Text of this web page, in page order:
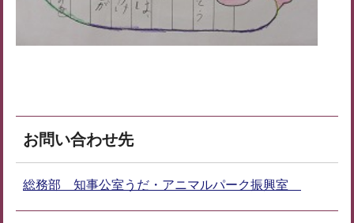
お問い合わせ先
総務部 知事公室うだ・アニマルパーク振興室